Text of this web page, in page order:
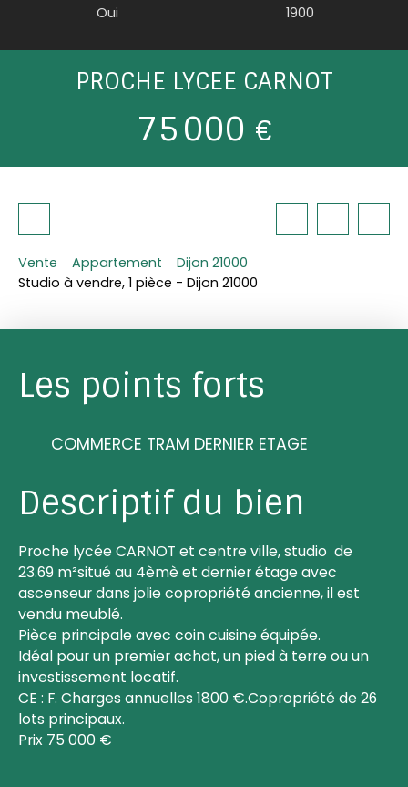
Oui
1900
PROCHE LYCEE CARNOT
75 000 €
Vente Appartement
Dijon 21000
Studio à vendre, 1 pièce - Dijon 21000
Les points forts
COMMERCE TRAM DERNIER ETAGE
Descriptif du bien
Proche lycée CARNOT et centre ville, studio de
23.69 m²situé au 4èmè et dernier étage avec
ascenseur dans jolie copropriété ancienne, il est
vendu meublé.
Pièce principale avec coin cuisine équipée.
Idéal pour un premier achat, un pied à terre ou un
investissement locatif.
CE : F. Charges annuelles 1800 €.Copropriété de 26
lots principaux.
Prix 75 000 €